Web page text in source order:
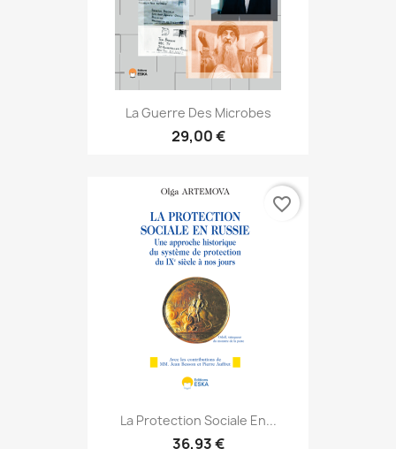
La Guerre Des Microbes
29,00 €
La Protection Sociale En...
36,93 €
favorite_border